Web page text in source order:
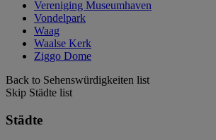
Vereniging Museumhaven
Vondelpark
Waag
Waalse Kerk
Ziggo Dome
Back to Sehenswürdigkeiten list
Skip Städte list
Städte